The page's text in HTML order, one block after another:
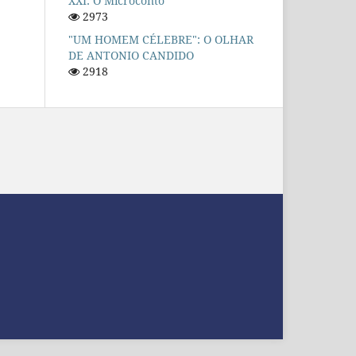
2973
"UM HOMEM CÉLEBRE": O OLHAR
DE ANTONIO CANDIDO
2918